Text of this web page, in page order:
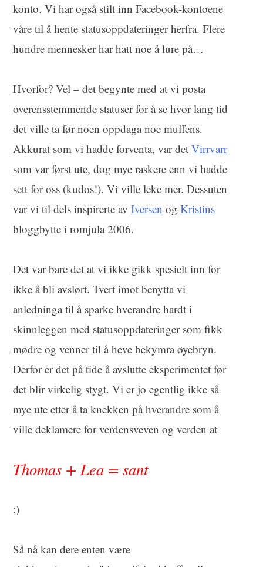
konto. Vi har også stilt inn Facebook-kontoene
våre til å hente statusoppdateringer herfra. Flere
hundre mennesker har hatt noe å lure på…
Hvorfor? Vel – det begynte med at vi posta
overensstemmende statuser for å se hvor lang tid
det ville ta før noen oppdaga noe muffens.
Akkurat som vi hadde forventa, var detVirrvarr
som var først ute, dog mye raskere enn vi hadde
sett for oss (kudos!). Vi ville leke mer. Dessuten
var vi til dels inspirerte avIversen ogKristins
bloggbytte i romjula 2006.
Det var bare det at vi ikke gikk spesielt inn for
ikke å bli avslørt. Tvert imot benytta vi
anledninga til å sparke hverandre hardt i
skinnleggen med statusoppdateringer som fikk
mødre og venner til å heve bekymra øyebryn.
Derfor er det på tide å avslutte eksperimentet før
det blir virkelig stygt. Vi er jo egentlig ikke så
mye ute etter å ta knekken på hverandre som å
ville deklamere for verdensveven og verden at
Thomas + Lea = sant
:)
Så nå kan dere enten være